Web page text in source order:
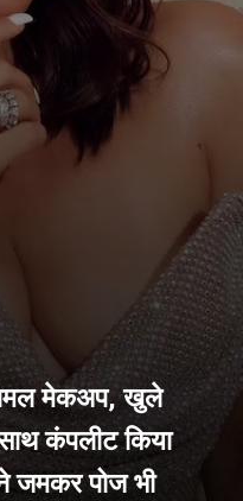
मेकअप, खुले
कंपलीट किया
जमकर पोज भी